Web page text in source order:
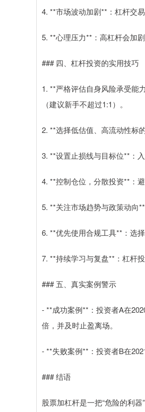
4. **市场波动加剧**：杠杆交
5. **心理压力**：高杠杆会加
### 四、杠杆投资的实用技巧
1. **严格评估自身风险承受能
（建议新手不超过1:1）。
2. **选择低估值、高流动性标
3. **设置止损线与目标位**：
4. **控制仓位，分散投资**：
5. **关注市场趋势与政策动向
6. **优先使用合规工具**：选
7. **持续学习与复盘**：杠杆
### 五、真实案例警示
- **成功案例**：投资者A在
倍，并及时止盈离场。
- **失败案例**：投资者B在
### 结语
股票加杠杆是一把“危险的利